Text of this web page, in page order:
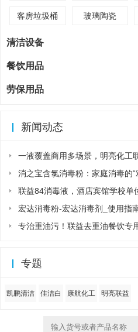
客房垃圾桶 玻璃陶瓷
清洁设备
餐饮用品
劳保用品
新闻动态
一液覆盖商用多场景，明亮化工
消之宝含氯消毒粉：家庭消毒的“
联益84消毒液，酒店宾馆学校单
宏达消毒粉-宏达消毒剂_使用指
专治重油污！联益去重油餐饮专
专题
凯鹏清洁 佳洁白 康航化工 明亮联益